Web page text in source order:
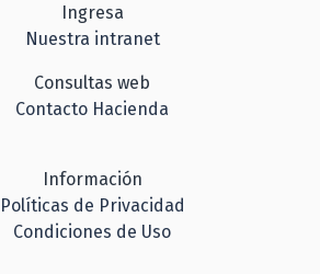
Ingresa
Nuestra intranet
Consultas web
Contacto Hacienda
Información
Políticas de Privacidad
Condiciones de Uso